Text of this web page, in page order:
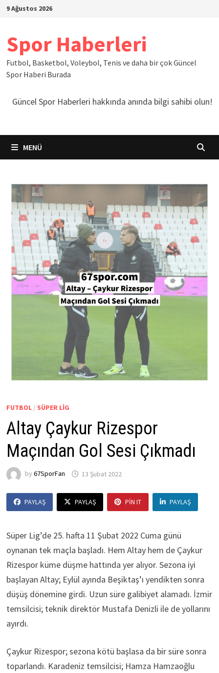
İçeriğe
9 Ağustos 2026
Spor Haberleri
Futbol, Basketbol, Voleybol, Tenis ve daha bir çok Güncel
Spor Haberi Burada
Güncel Spor Haberleri hakkında anında bilgi sahibi olun!
MENÜ
FUTBOL/ SÜPER LIG
Altay Çaykur Rizespor
Maçından Gol Sesi Çıkmadı
by 67SporFan 13 Şubat 2022
PAYLAŞ PAYLAŞ PIN IT PAYLAŞ
Süper Lig’de 25. hafta 11 Şubat 2022 Cuma günü
oynanan tek maçla başladı. Hem Altay hem de Çaykur
Rizespor küme düşme hattında yer alıyor. Sezona iyi
başlayan Altay; Eylül ayında Beşiktaş’ı yendikten sonra
düşüş dönemine girdi. Uzun süre galibiyet alamadı. İzmir
temsilcisi; teknik direktör Mustafa Denizli ile de yollarını
ayırdı.
Çaykur Rizespor; sezona kötü başlasa da bir süre sonra
toparlandı. Karadeniz temsilcisi; Hamza Hamzaoğlu